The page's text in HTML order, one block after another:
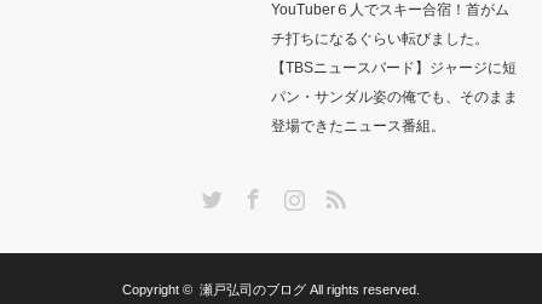
YouTuber６人でスキー合宿！首がム
チ打ちになるぐらい転びました。
【TBSニュースバード】ジャージに短
パン・サンダル姿の俺でも、そのまま
登場できたニュース番組。
Copyright © 瀬戸弘司のブログ All rights reserved.